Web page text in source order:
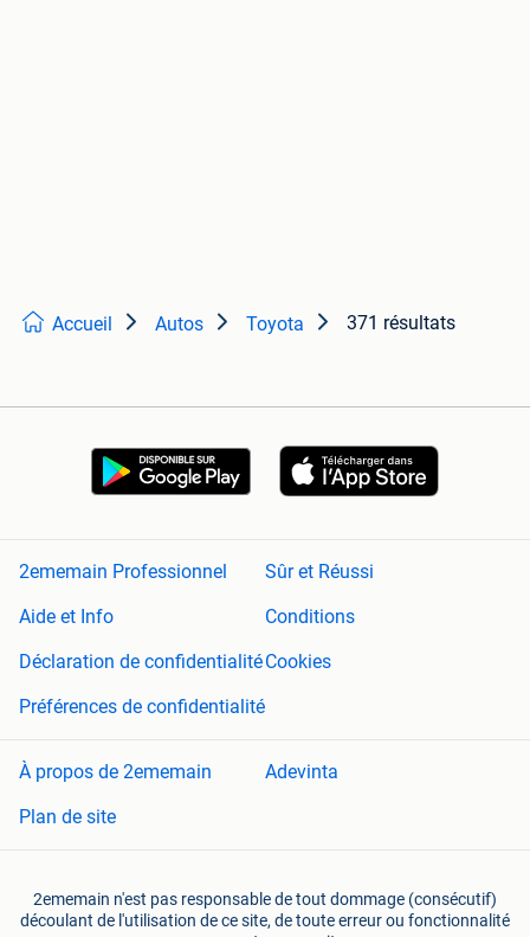
Accueil Autos Toyota 371 résultats
2ememain Professionnel
Sûr et Réussi
Aide et Info
Conditions
Déclaration de confidentialitéCookies
Préférences de confidentialité
À propos de 2ememain
Adevinta
Plan de site
2ememain n'est pas responsable de tout dommage (consécutif)
découlant de l'utilisation de ce site, de toute erreur ou fonctionnalité